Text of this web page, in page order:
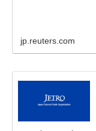
jp.reuters.com